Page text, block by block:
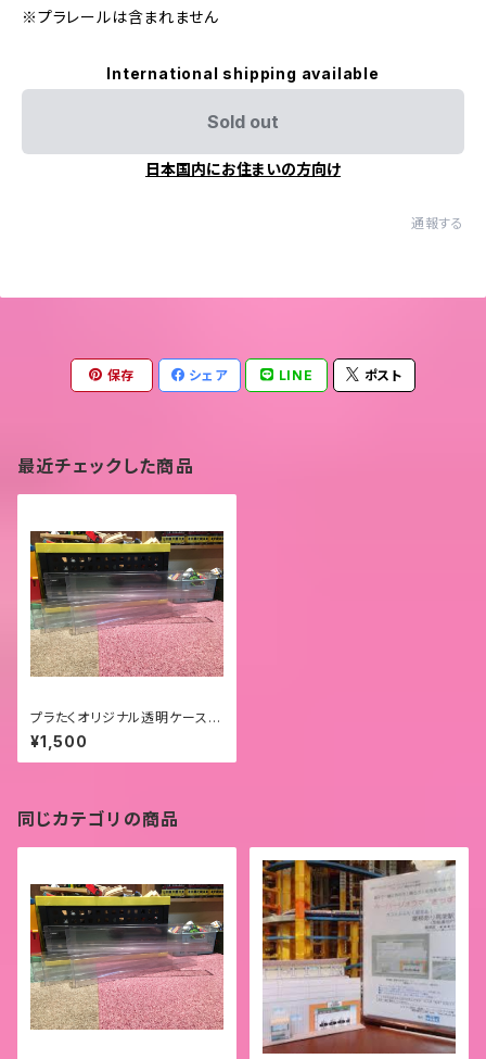
※プラレールは含まれません
International shipping available
Sold out
日本国内にお住まいの方向け
通報する
保存 シェア LINE ポスト
最近チェックした商品
プラたくオリジナル透明ケース
１０個セット
¥1,500
同じカテゴリの商品